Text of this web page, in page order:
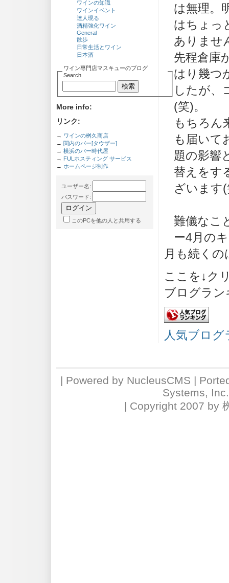
ワインの知識
ワインイベント
達人現る
酒精強化ワイン
General
散歩
日常生活とワイン
日本酒
ワイン専門店マスキューのブログ
Search
More info:
リンク:
→ ワインの桝久商店
→ 関内のバー[タウザー]
→ 横浜のバー時代屋
→ FULホスティング サービス
→ ホームページ制作
ユーザー名:
パスワード:
このPCを他の人と共用する
は無理。
はちょっ
ありませ
先程倉庫
はり幾つ
したが、
(笑)。
もちろん
も届いて
題の影響
替えをす
ざいます
難儀なこ
ー4月の
月も続く
ここを↓ク
ブログラン
人気ブロ
| Powered by NucleusCMS |
Systems,
| Copyright 2007 by